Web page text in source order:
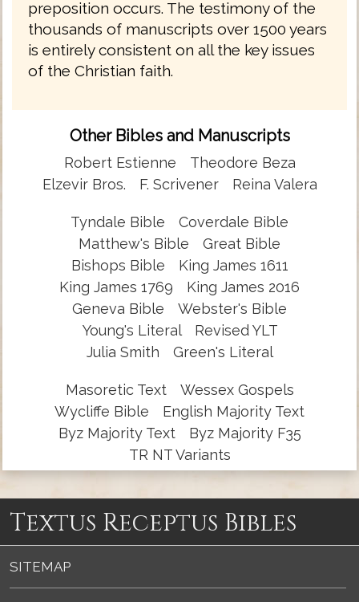
preposition occurs. The testimony of the
thousands of manuscripts over 1500 years
is entirely consistent on all the key issues
of the Christian faith.
Other Bibles and Manuscripts
Robert Estienne
Theodore Beza
Elzevir Bros.
F. Scrivener Reina Valera
Tyndale Bible
Coverdale Bible
Matthew's Bible
Great Bible
Bishops Bible
King James 1611
King James 1769
King James 2016
Geneva Bible
Webster's Bible
Young's Literal
Revised YLT
Julia Smith
Green's Literal
Masoretic Text
Wessex Gospels
Wycliffe Bible
English Majority Text
Byz Majority Text
Byz Majority F35
TR NT Variants
Textus Receptus Bibles
SITEMAP